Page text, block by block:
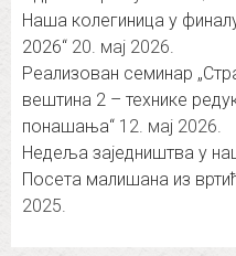
Наша колегиница у
2026“ 20. мај 2026.
Реализован семинар
вештина 2 – технике
понашања“ 12. мај 2026.
Недеља заједништва у
Посета малишана из
2025.